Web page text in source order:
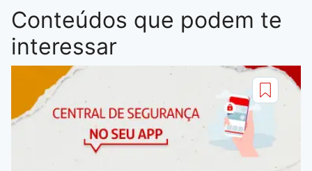
Conteúdos que podem te
interessar